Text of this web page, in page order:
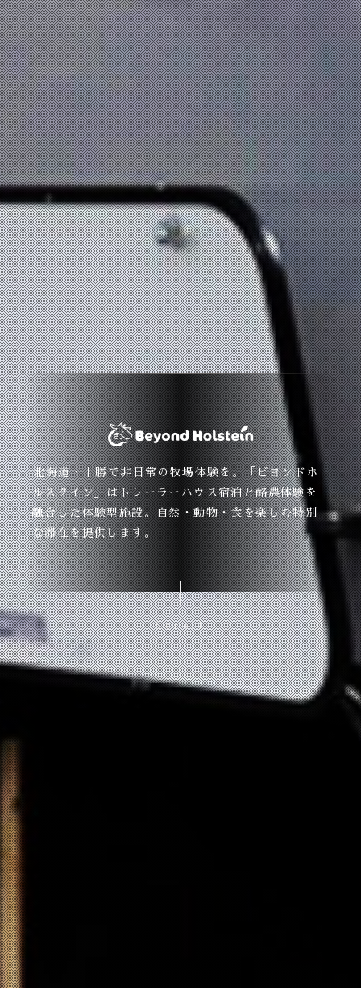
北海道・十勝で非日常の牧場体験を。「ビヨンドホ
ルスタイン」はトレーラーハウス宿泊と酪農体験を
融合した体験型施設。自然・動物・食を楽しむ特別
な滞在を提供します。
Scroll